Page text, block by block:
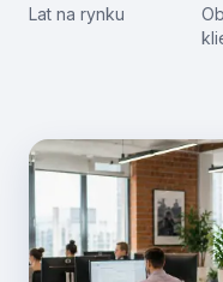
Lat na rynku